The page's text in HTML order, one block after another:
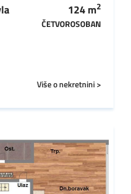
124m2
ČETVOROSOBAN
Više o nekretnini >